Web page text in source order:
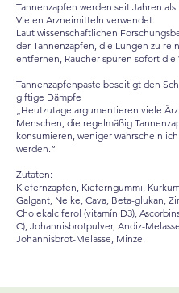
Tannenzapfen werden seit Jahren als
Vielen Arzneimitteln verwendet.
Laut wissenschaftlichen
der Tannenzapfen, die Lungen zu
entfernen, Raucher spüren sofort die
Tannenzapfenpaste beseitigt den
giftige Dämpfe
„Heutzutage argumentieren viele
Menschen, die regelmäßig
konsumieren, weniger
werden.“
Zutaten:
Kiefernzapfen, Kieferngummi,
Galgant, Nelke, Cava, Beta-glukan,
Cholekalciferol (vitamín D3),
C), Johannisbrotpulver, Andiz-
Johannisbrot-Melasse, Minze.